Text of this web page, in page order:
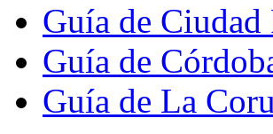
Guía de Ciudad
Guía de
Guía de La